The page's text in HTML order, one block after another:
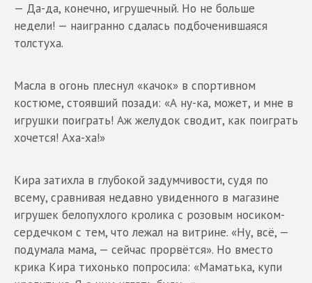
— Да-да, конечно, игрушечный. Но не больше
недели! — наигранно сдалась подбоченившаяся
толстуха.
Масла в огонь плеснул «качок» в спортивном
костюме, стоявший позади: «А ну-ка, может, и мне в
игрушки поиграть! Аж желудок сводит, как поиграть
хочется! Аха-ха!»
Кира затихла в глубокой задумчивости, судя по
всему, сравнивая недавно увиденного в магазине
игрушек белопухлого кролика с розовым носиком-
сердечком с тем, что лежал на витрине. «Ну, всё, —
подумала мама, — сейчас прорвётся». Но вместо
крика Кира тихонько попросила: «Маматька, купи